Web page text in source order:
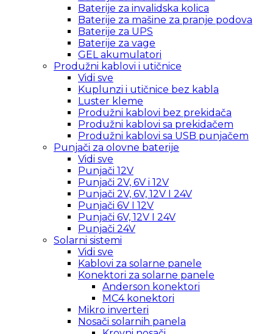
Baterije za invalidska kolica
Baterije za mašine za pranje podova
Baterije za UPS
Baterije za vage
GEL akumulatori
Produžni kablovi i utičnice
Vidi sve
Kuplunzi i utičnice bez kabla
Luster kleme
Produžni kablovi bez prekidača
Produžni kablovi sa prekidačem
Produžni kablovi sa USB punjačem
Punjači za olovne baterije
Vidi sve
Punjači 12V
Punjači 2V, 6V i 12V
Punjači 2V, 6V, 12V I 24V
Punjači 6V I 12V
Punjači 6V, 12V I 24V
Punjači 24V
Solarni sistemi
Vidi sve
Kablovi za solarne panele
Konektori za solarne panele
Anderson konektori
MC4 konektori
Mikro inverteri
Nosači solarnih panela